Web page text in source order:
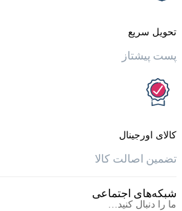
کالا
اجتماعی
کنید…